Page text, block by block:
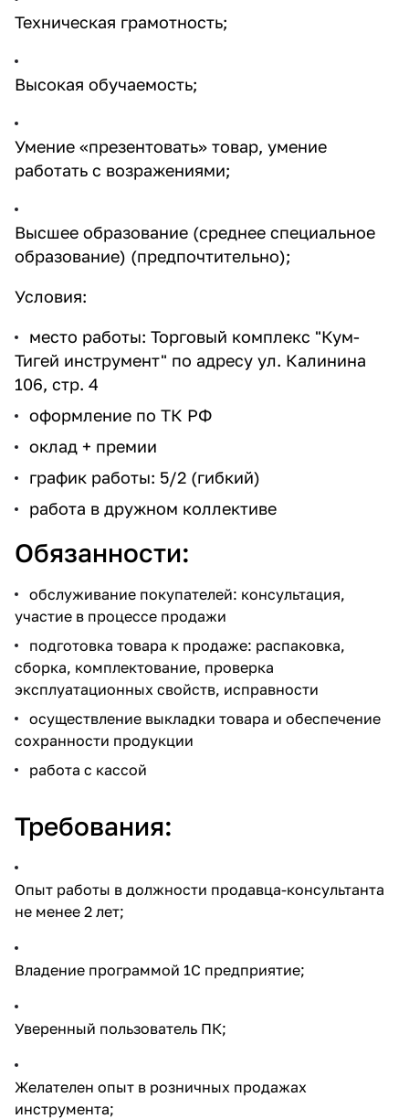
Техническая грамотность;
Высокая обучаемость;
Умение «презентовать» товар, умение
работать с возражениями;
Высшее образование (среднее специальное
образование) (предпочтительно);
Условия:
место работы: Торговый комплекс "Кум-
Тигей инструмент" по адресу ул. Калинина
106, стр. 4
оформление по ТК РФ
оклад + премии
график работы: 5/2 (гибкий)
работа в дружном коллективе
Обязанности:
обслуживание покупателей: консультация,
участие в процессе продажи
подготовка товара к продаже: распаковка,
сборка, комплектование, проверка
эксплуатационных свойств, исправности
осуществление выкладки товара и обеспечение
сохранности продукции
работа с кассой
Требования:
Опыт работы в должности продавца-консультанта
не менее 2 лет;
Владение программой 1С предприятие;
Уверенный пользователь ПК;
Желателен опыт в розничных продажах
инструмента;
раз в 2 недели